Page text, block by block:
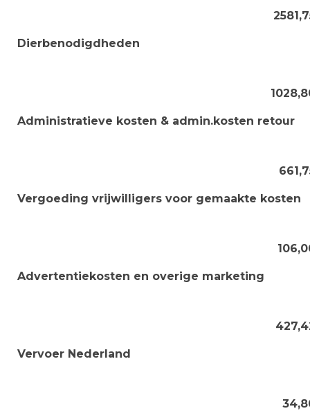
Dierbenodigdheden
Administratieve kosten & admin.kosten retour
Vergoeding vrijwilligers voor gemaakte kosten
Advertentiekosten en overige marketing
Vervoer Nederland